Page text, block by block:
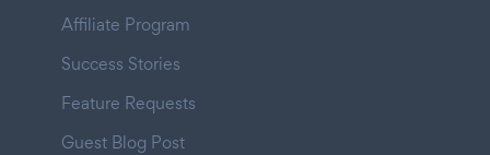
Affiliate Program
Success Stories
Feature Requests
Guest Blog Post